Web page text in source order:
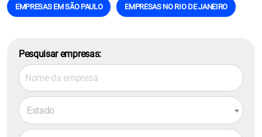
EMPRESAS EM SÃO PAULO EMPRESAS NO RIO DE JANEIRO
Pesquisar empresas:
Estado